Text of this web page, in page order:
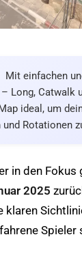
Mit einfachen
– Long, Catwalk
ideal, um
und Rotationen
in den Fokus
2025
klaren
Spieler